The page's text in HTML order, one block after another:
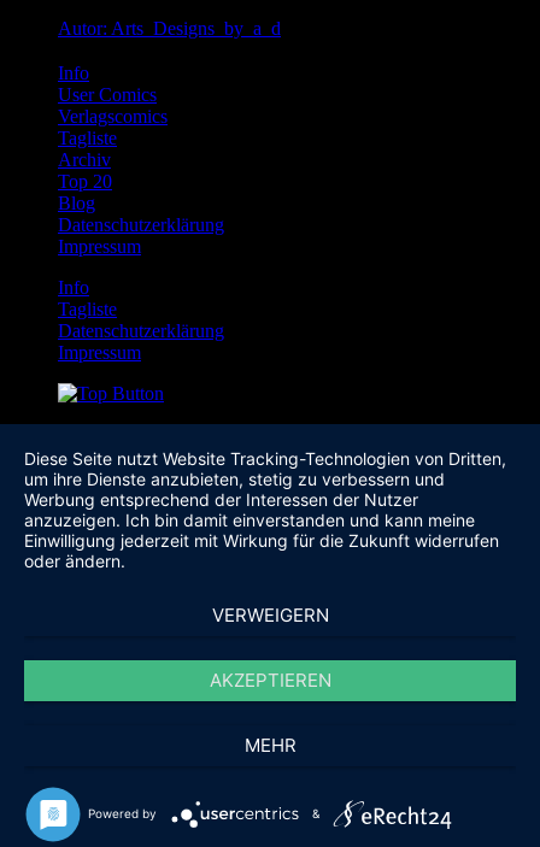
Autor: Arts_Designs_by_a_d
Info
User Comics
Verlagscomics
Tagliste
Archiv
Top 20
Blog
Datenschutzerklärung
Impressum
Info
Tagliste
Datenschutzerklärung
Impressum
Diese Seite nutzt Website Tracking-Technologien von Dritten,
um ihre Dienste anzubieten, stetig zu verbessern und
Werbung entsprechend der Interessen der Nutzer
anzuzeigen. Ich bin damit einverstanden und kann meine
Einwilligung jederzeit mit Wirkung für die Zukunft widerrufen
oder ändern.
VERWEIGERN
AKZEPTIEREN
MEHR
Powered by &